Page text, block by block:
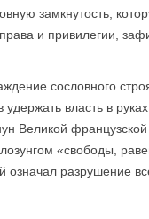
замкнутость,
и привилегии,
сословного
власть в
Великой
«свободы,
означал разрушение